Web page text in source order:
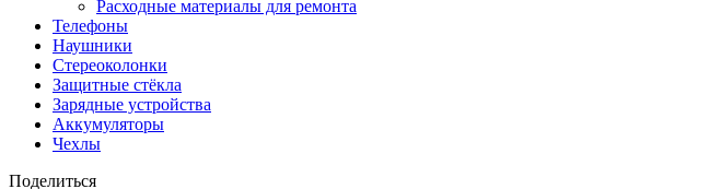
Расходные материалы для ремонта
Телефоны
Наушники
Стереоколонки
Защитные стёкла
Зарядные устройства
Аккумуляторы
Чехлы
Поделиться